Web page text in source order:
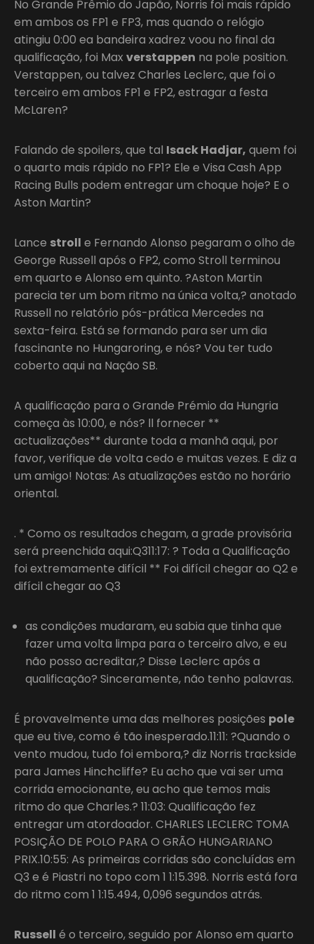
No Grande Prêmio do Japão, Norris foi mais rápido
em ambos os FP1 e FP3, mas quando o relógio
atingiu 0:00 ea bandeira xadrez voou no final da
qualificação, foi Max verstappen na pole position.
Verstappen, ou talvez Charles Leclerc, que foi o
terceiro em ambos FP1 e FP2, estragar a festa
McLaren?
Falando de spoilers, que tal Isack Hadjar, quem foi
o quarto mais rápido no FP1? Ele e Visa Cash App
Racing Bulls podem entregar um choque hoje? E o
Aston Martin?
Lance stroll e Fernando Alonso pegaram o olho de
George Russell após o FP2, como Stroll terminou
em quarto e Alonso em quinto. ?Aston Martin
parecia ter um bom ritmo na única volta,? anotado
Russell no relatório pós-prática Mercedes na
sexta-feira. Está se formando para ser um dia
fascinante no Hungaroring, e nós? Vou ter tudo
coberto aqui na Nação SB.
A qualificação para o Grande Prémio da Hungria
começa às 10:00, e nós? ll fornecer **
actualizações** durante toda a manhã aqui, por
favor, verifique de volta cedo e muitas vezes. E diz a
um amigo! Notas: As atualizações estão no horário
oriental.
. * Como os resultados chegam, a grade provisória
será preenchida aqui:Q311:17: ? Toda a Qualificação
foi extremamente difícil ** Foi difícil chegar ao Q2 e
difícil chegar ao Q3
as condições mudaram, eu sabia que tinha que
fazer uma volta limpa para o terceiro alvo, e eu
não posso acreditar,? Disse Leclerc após a
qualificação? Sinceramente, não tenho palavras.
É provavelmente uma das melhores posições pole
que eu tive, como é tão inesperado.11:11: ?Quando o
vento mudou, tudo foi embora,? diz Norris trackside
para James Hinchcliffe? Eu acho que vai ser uma
corrida emocionante, eu acho que temos mais
ritmo do que Charles.? 11:03: Qualificação fez
entregar um atordoador. CHARLES LECLERC TOMA
POSIÇÃO DE POLO PARA O GRÃO HUNGARIANO
PRIX.10:55: As primeiras corridas são concluídas em
Q3 e é Piastri no topo com 1 1:15.398. Norris está fora
do ritmo com 1 1:15.494, 0,096 segundos atrás.
Russell é o terceiro, seguido por Alonso em quarto